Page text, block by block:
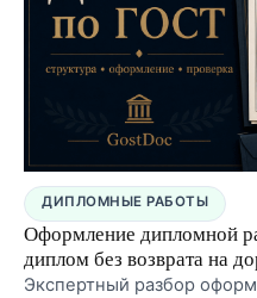
ДИПЛОМНЫЕ РАБОТЫ
Оформление дипломной
диплом без возврата на
Экспертный разбор